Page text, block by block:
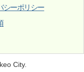
シーポリシー
City.